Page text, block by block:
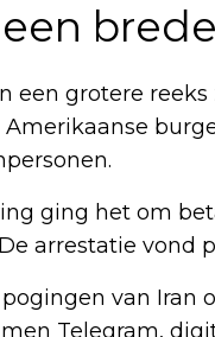
een grotere
ging het om
arrestatie vond
van Iran
Telegram,